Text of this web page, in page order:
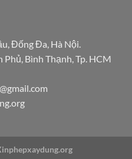
Đống Đa, Hà Nội.
Bình Thạnh, Tp. HCM